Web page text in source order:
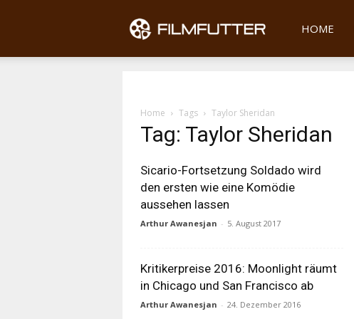
Filmfutter
HOME
Home Tags Taylor Sheridan
Tag: Taylor Sheridan
Sicario-Fortsetzung Soldado wird
den ersten wie eine Komödie
aussehen lassen
Arthur Awanesjan - 5. August 2017
Kritikerpreise 2016: Moonlight räumt
in Chicago und San Francisco ab
Arthur Awanesjan - 24. Dezember 2016